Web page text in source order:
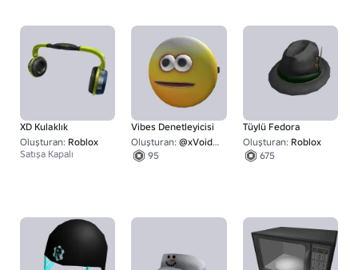
XD Kulaklık
Oluşturan: Roblox
Satışa Kapalı
Vibes Denetleyicisi
Oluşturan: @xVoidren
95
Tüylü Fedora
Oluşturan: Roblox
675